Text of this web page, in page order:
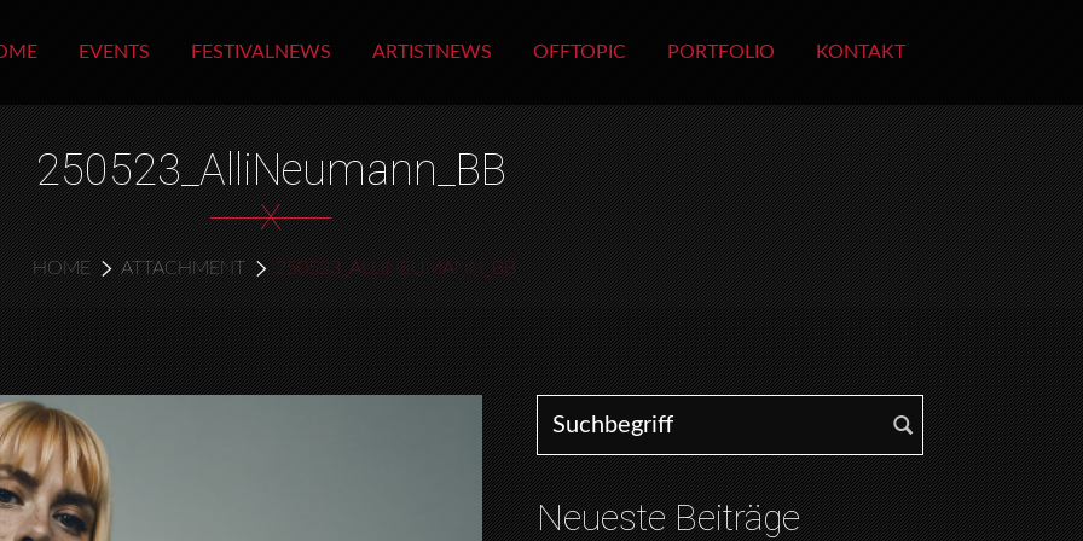
EVENTS FESTIVALNEWS ARTISTNEWS OFFTOPIC PORTFOLIO KONTAKT
250523_AlliNeumann_BB
X
HOME ATTACHMENT 250523_ALLINEUMANN_BB
Search for:
Neueste Beiträge